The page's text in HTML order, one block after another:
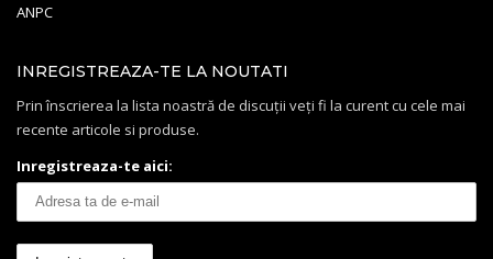
ANPC
INREGISTREAZA-TE LA NOUTATI
Prin înscrierea la lista noastră de discuții veți fi la curent cu cele mai
recente articole si produse.
Inregistreaza-te aici: